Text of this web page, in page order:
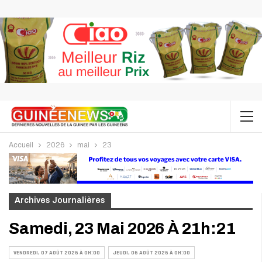
Accueil 2026 mai 23
Archives Journalières
Samedi, 23 Mai 2026 À 21h:21
VENDREDI, 07 AOÛT 2026 À 0H:00 JEUDI, 06 AOÛT 2026 À 0H:00